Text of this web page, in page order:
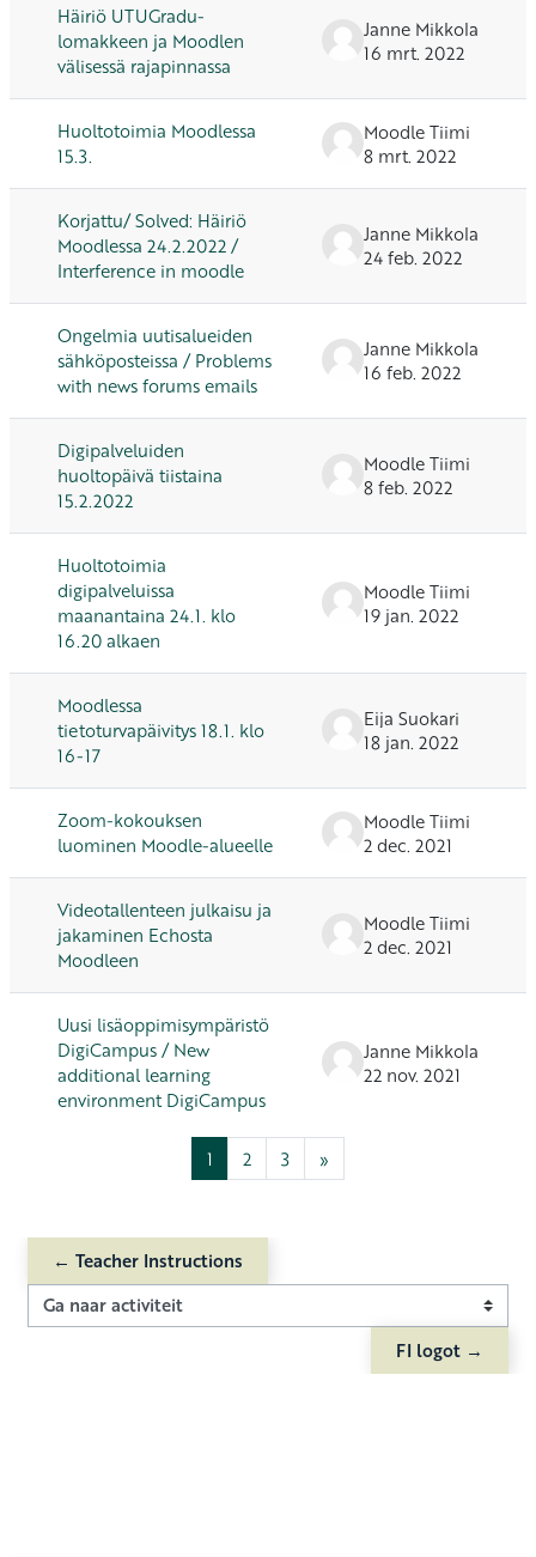
Häiriö UTUGradu-
lomakkeen ja Moodlen
välisessä rajapinnassa
Janne Mikkola
16 mrt. 2022
Huoltotoimia Moodlessa
15.3.
Moodle Tiimi
8 mrt. 2022
Korjattu/ Solved: Häiriö
Moodlessa 24.2.2022 /
Interference in moodle
Janne Mikkola
24 feb. 2022
Ongelmia uutisalueiden
sähköposteissa / Problems
with news forums emails
Janne Mikkola
16 feb. 2022
Digipalveluiden
huoltopäivä tiistaina
15.2.2022
Moodle Tiimi
8 feb. 2022
Huoltotoimia
digipalveluissa
maanantaina 24.1. klo
16.20 alkaen
Moodle Tiimi
19 jan. 2022
Moodlessa
tietoturvapäivitys 18.1. klo
16-17
Eija Suokari
18 jan. 2022
Zoom-kokouksen
luominen Moodle-alueelle
Moodle Tiimi
2 dec. 2021
Videotallenteen julkaisu ja
jakaminen Echosta
Moodleen
Moodle Tiimi
2 dec. 2021
Uusi lisäoppimisympäristö
DigiCampus / New
additional learning
environment DigiCampus
Janne Mikkola
22 nov. 2021
1 Pagina 1
2Pagina 2
3Pagina 3
»
← Teacher Instructions
Ga naar activiteit
FI logot →